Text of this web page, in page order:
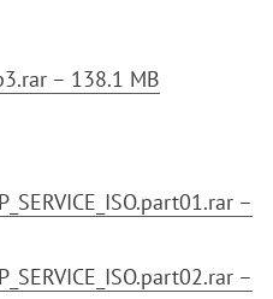
– 138.1 MB
–
–